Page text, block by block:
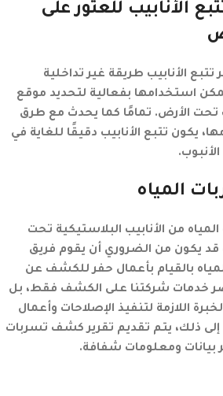
الأنابيب للعثور على
الأنابيب طريقة غير تداخلية
استخدامها بفعالية لتحديد موقع
تحت الأرض. تمامًا كما يحدث مع طرق
يكون تتبع الأنابيب دقيقًا للغاية في
المياه
من الأنابيب البلاستيكية تحت
قد يكون من الضروري أن يقوم فريق
بالقيام بأعمال حفر للكشف عن
خدمات شركتنا على الكشف فقط، بل
اللازمة لتنفيذ الإصلاحات وأعمال
إلى ذلك، يتم تقديم تقرير كشف تسربات
بيانات ومعلومات شفافة.